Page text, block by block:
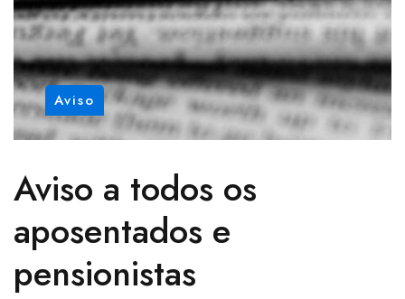
Aviso
Aviso a todos os
aposentados e
pensionistas